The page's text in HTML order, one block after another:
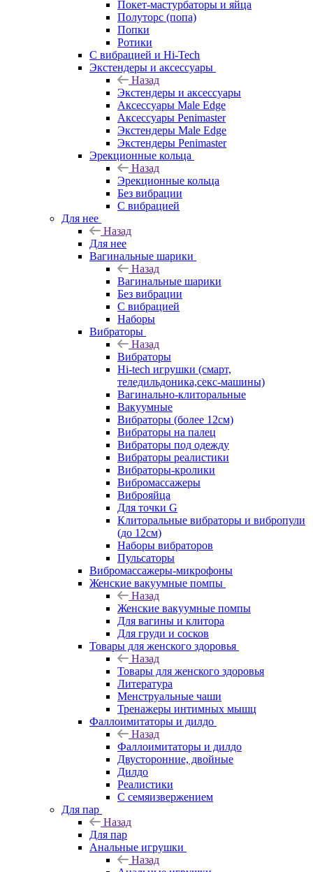
Покет-мастурбаторы и яйца
Полуторс (попа)
Попки
Ротики
С вибрацией и Hi-Tech
Экстендеры и аксессуары
Назад
Экстендеры и аксессуары
Аксессуары Male Edge
Аксессуары Penimaster
Экстендеры Male Edge
Экстендеры Penimaster
Эрекционные кольца
Назад
Эрекционные кольца
Без вибрации
С вибрацией
Для нее
Назад
Для нее
Вагинальные шарики
Назад
Вагинальные шарики
Без вибрации
С вибрацией
Наборы
Вибраторы
Назад
Вибраторы
Hi-tech игрушки (смарт,
теледильдоника,секс-машины)
Вагинально-клиторальные
Вакуумные
Вибраторы (более 12см)
Вибраторы на палец
Вибраторы под одежду
Вибраторы реалистики
Вибраторы-кролики
Вибромассажеры
Виброяйца
Для точки G
Клиторальные вибраторы и вибропули
(до 12см)
Наборы вибраторов
Пульсаторы
Вибромассажеры-микрофоны
Женские вакуумные помпы
Назад
Женские вакуумные помпы
Для вагины и клитора
Для груди и сосков
Товары для женского здоровья
Назад
Товары для женского здоровья
Литература
Менструальные чаши
Тренажеры интимных мышц
Фаллоимитаторы и дилдо
Назад
Фаллоимитаторы и дилдо
Двусторонние, двойные
Дилдо
Реалистики
С семяизвержением
Для пар
Назад
Для пар
Анальные игрушки
Назад